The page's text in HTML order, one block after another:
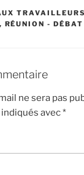
, RÉUNION - DÉBAT
ne sera pas
avec*